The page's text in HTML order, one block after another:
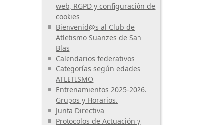
web, RGPD y configuración de
cookies
Bienvenid@s al Club de
Atletismo Suanzes de San
Blas
Calendarios federativos
Categorías según edades
ATLETISMO
Entrenamientos 2025-2026.
Grupos y Horarios.
Junta Directiva
Protocolos de Actuación y